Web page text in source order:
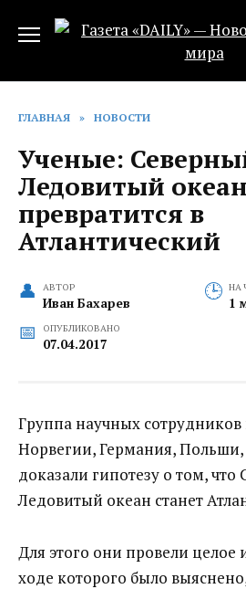
ГЛАВНАЯ » НОВОСТИ
Ученые:
Ледовитый океан
превратится в
Атлантический
АВТОР
Иван Бахарев
НА
1
ОПУБЛИКОВАНО
07.04.2017
Группа научных
Норвегии, Германия,
доказали гипотезу о том, что
Ледовитый океан станет
Для этого они провели целое
ходе которого было